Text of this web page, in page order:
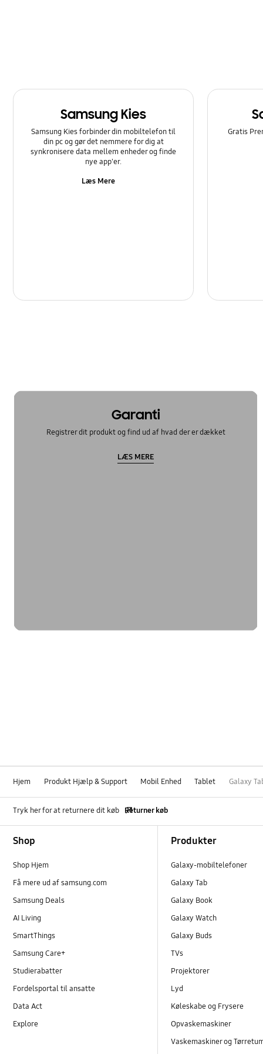
Samsung Kies
Samsung Kies forbinder din mobiltelefon til
din pc og gør det nemmere for dig at
synkronisere data mellem enheder og finde
nye app'er.
Læs Mere
Gratis
Garanti
Registrer dit produkt og find ud af hvad der er dækket
LÆS MERE
Hjem Produkt Hjælp & Support Mobil Enhed Tablet Galaxy
Tryk her for at returnere dit køb Returner køb
Shop
Shop Hjem
Få mere ud af samsung.com
Samsung Deals
AI Living
SmartThings
Samsung Care+
Studierabatter
Fordelsportal til ansatte
Data Act
Explore
Produkter
Galaxy-mobiltelefoner
Galaxy Tab
Galaxy Book
Galaxy Watch
Galaxy Buds
TVs
Projektorer
Lyd
Køleskabe og Frysere
Opvaskemaskiner
Vaskemaskiner og